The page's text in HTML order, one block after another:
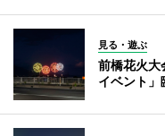
見る・遊ぶ
前橋花火大
イベント」